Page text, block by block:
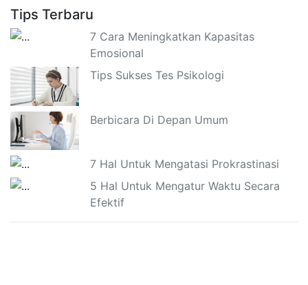
Tips Terbaru
7 Cara Meningkatkan Kapasitas
Emosional
Tips Sukses Tes Psikologi
Berbicara Di Depan Umum
7 Hal Untuk Mengatasi Prokrastinasi
5 Hal Untuk Mengatur Waktu Secara
Efektif